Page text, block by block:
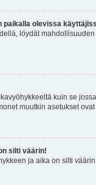
paikalla olevissa
löydät
kuin se
muutkin asetukset
silti väärin!
ja aika on silti